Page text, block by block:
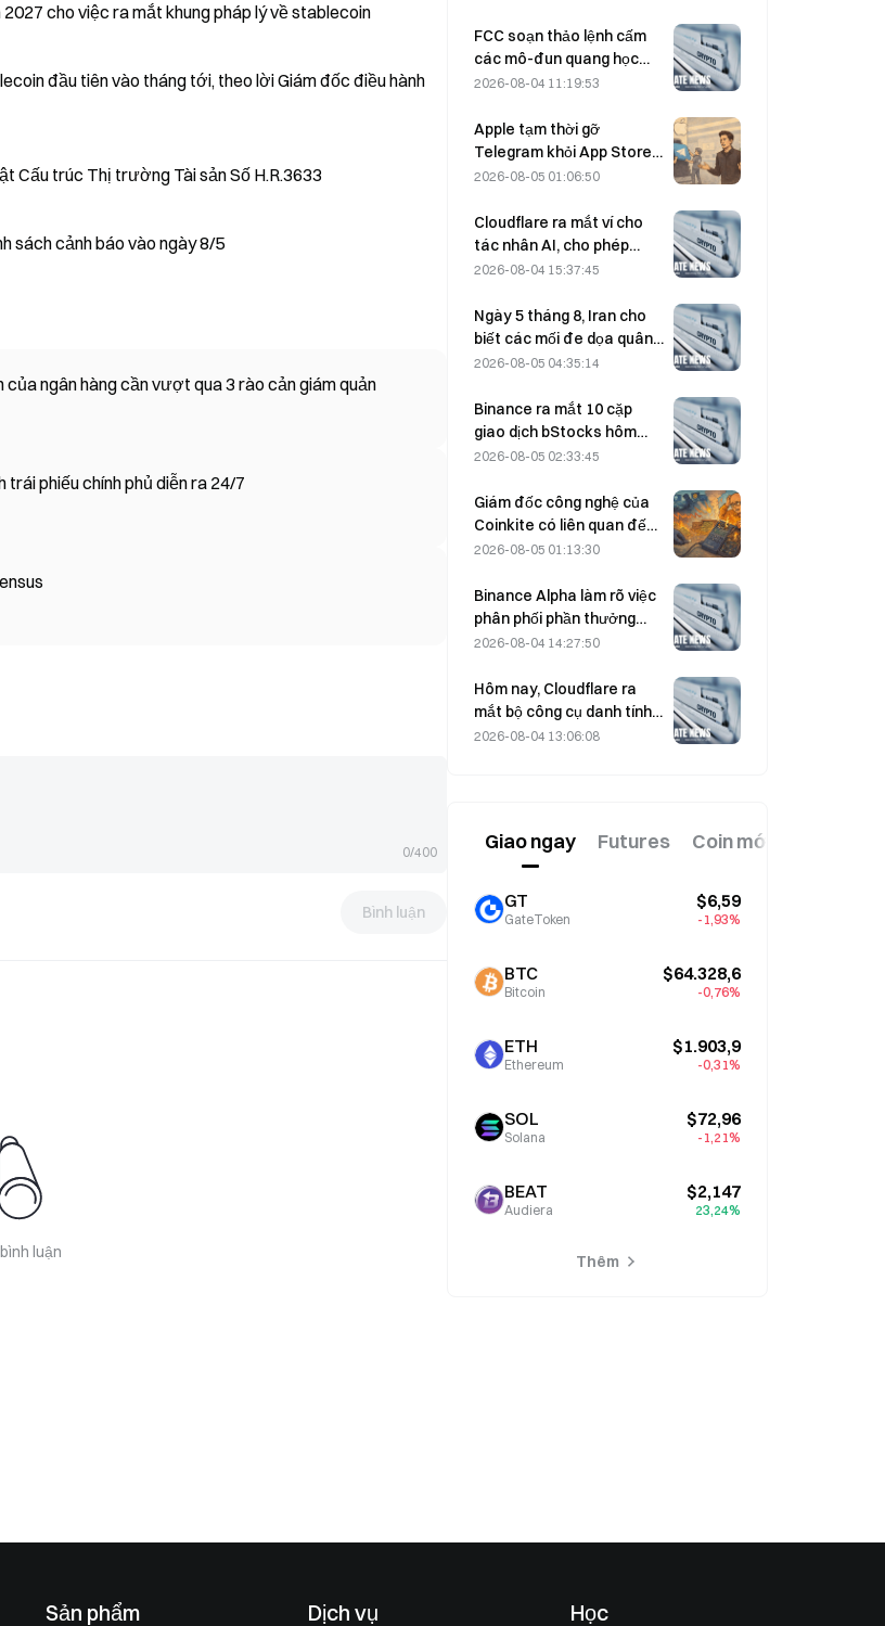
cho việc ra mắt khung pháp lý về stablecoin
đầu tiên vào tháng tới, theo lời Giám đốc điều hành
Cấu trúc Thị trường Tài sản Số H.R.3633
sách cảnh báo vào ngày 8/5
ngân hàng cần vượt qua 3 rào cản giám quản
phiếu chính phủ diễn ra 24/7
0/400
Bình luận
luận
FCC soạn thảo lệnh cấm
các mô-đun quang học
của Trung Quốc dùng cho
có nguy cơ bị ảnh hưởng
tới 27% thị phần
2026-08-04 11:19:53
Apple tạm thời gỡ
Telegram khỏi App Store
vì CSAM; Durov bác bỏ cáo
đã hứng chịu “một cuộc
tấn công an ninh”.
2026-08-05 01:06:50
Cloudflare ra mắt ví cho
tác nhân AI, cho phép
thanh toán API tự chủ vào
2026-08-04 15:37:45
Ngày 5 tháng 8, Iran cho
biết các mối đe dọa quân
sự của Mỹ đã khiến thỏa
Hormuz bị trì hoãn.
2026-08-05 04:35:14
Binance ra mắt 10 cặp
giao dịch bStocks hôm
nay lúc 20:00 (UTC+8),
2026-08-05 02:33:45
Giám đốc công nghệ của
Coinkite có liên quan đến
sự cố khai thác lỗ hổng
tấn công gây thiệt hại 114
triệu USD
2026-08-05 01:13:30
Binance Alpha làm rõ việc
phân phối phần thưởng
MarsCoin: Phần thưởng sẽ
người dùng nắm giữ token
trong ví; người dùng CEX sẽ
nhận SPCXB nếu số dư
2026-08-04 14:27:50
Hôm nay, Cloudflare ra
mắt bộ công cụ danh tính
và ví dành cho các tác
2026-08-04 13:06:08
Giao ngay Futures Coin mới
GT
GateToken
$6,59
-1,93%
BTC
Bitcoin
$64.328,6
-0,76%
ETH
Ethereum
$1.903,9
-0,31%
SOL
Solana
$72,96
-1,21%
BEAT
Audiera
$2,147
23,24%
Thêm
Sản phẩm Dịch vụ Học